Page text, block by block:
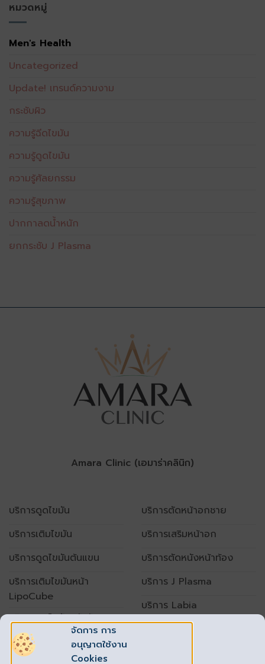
จัดการ การ
อนุญาตใช้งาน
Cookies
หมวดหมู่
Men's Health
Uncategorized
Update! เทรนด์ความงาม
กระชับผิว
ความรู้ฉีดไขมัน
ความรู้ดูดไขมัน
ความรู้ศัลยกรรม
ความรู้สุขภาพ
ปากกาลดน้ำหนัก
ยกกระชับ J Plasma
Amara Clinic (เอมาร่าคลินิก)
บริการดูดไขมัน
บริการเติมไขมัน
บริการดูดไขมันต้นแขน
บริการเติมไขมันหน้า
LipoCube
บริการดูดไขมันหน้าท้อง
บริการตัดหน้าอกชาย
บริการเสริมหน้าอก
บริการตัดหนังหน้าท้อง
บริการ J Plasma
บริการ Labia
เปิดทำการทุกวัน